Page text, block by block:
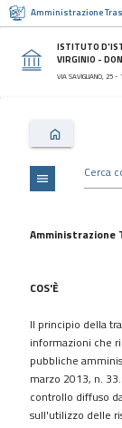
Amministrazione
ISTITUTO
VIRGINIO -
VIA SAVIGLIANO, 25 -
Sezioni
Disposizioni
Generali
Consulenti
collaboratori
Bandi
Performance
Enti
controllati
Attività
e
procedimenti
menu
Amministrazione
COS'È
Il principio della
informazioni che
pubbliche
marzo 2013, n.
controllo diffuso
sull'utilizzo delle